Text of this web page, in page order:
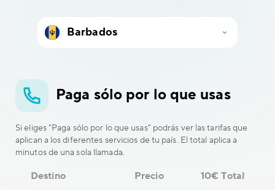
Paga sólo por lo que usas
Si eliges "Paga sólo por lo que usas" podrás ver las tarifas que
aplican a los diferentes servicios de tu país. El total aplica a
minutos de una sola llamada.
Destino Precio 10€ Total